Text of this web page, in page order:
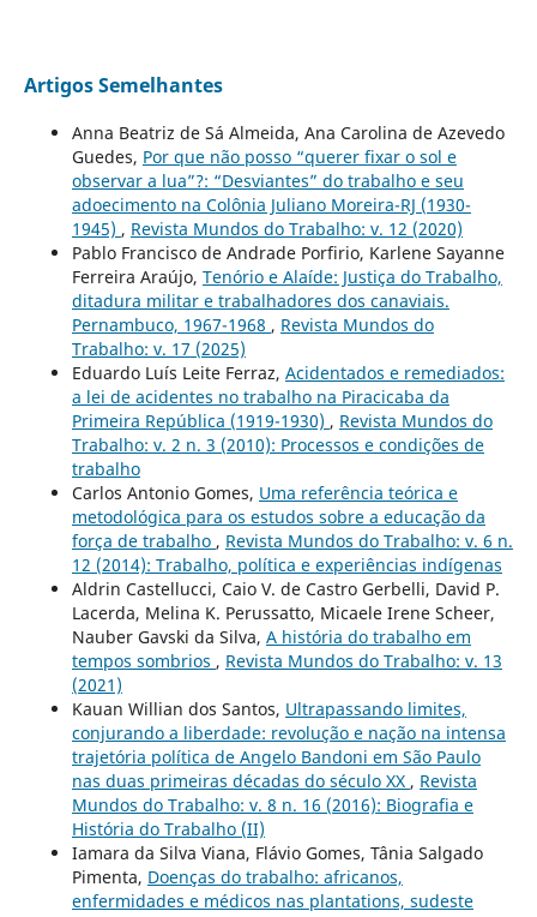
Artigos Semelhantes
Anna Beatriz de Sá Almeida, Ana Carolina de Azevedo
Guedes, Por que não posso “querer fixar o sol e
observar a lua”?: “Desviantes” do trabalho e seu
adoecimento na Colônia Juliano Moreira-RJ (1930-
1945) , Revista Mundos do Trabalho: v. 12 (2020)
Pablo Francisco de Andrade Porfirio, Karlene Sayanne
Ferreira Araújo, Tenório e Alaíde: Justiça do Trabalho,
ditadura militar e trabalhadores dos canaviais.
Pernambuco, 1967-1968 , Revista Mundos do
Trabalho: v. 17 (2025)
Eduardo Luís Leite Ferraz, Acidentados e remediados:
a lei de acidentes no trabalho na Piracicaba da
Primeira República (1919-1930) , Revista Mundos do
Trabalho: v. 2 n. 3 (2010): Processos e condições de
trabalho
Carlos Antonio Gomes, Uma referência teórica e
metodológica para os estudos sobre a educação da
força de trabalho , Revista Mundos do Trabalho: v. 6 n.
12 (2014): Trabalho, política e experiências indígenas
Aldrin Castellucci, Caio V. de Castro Gerbelli, David P.
Lacerda, Melina K. Perussatto, Micaele Irene Scheer,
Nauber Gavski da Silva, A história do trabalho em
tempos sombrios , Revista Mundos do Trabalho: v. 13
(2021)
Kauan Willian dos Santos, Ultrapassando limites,
conjurando a liberdade: revolução e nação na intensa
trajetória política de Angelo Bandoni em São Paulo
nas duas primeiras décadas do século XX , Revista
Mundos do Trabalho: v. 8 n. 16 (2016): Biografia e
História do Trabalho (II)
Iamara da Silva Viana, Flávio Gomes, Tânia Salgado
Pimenta, Doenças do trabalho: africanos,
enfermidades e médicos nas plantations, sudeste